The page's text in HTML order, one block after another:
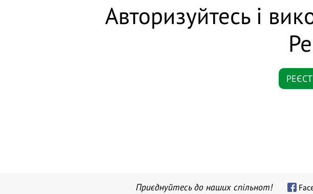
Авторизуйтесь і
Приєднуйтесь до наших спільнот!